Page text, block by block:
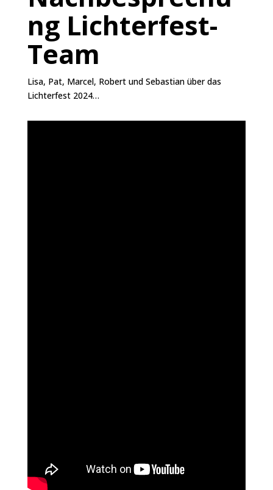
ng Lichterfest-
Team
Lisa, Pat, Marcel, Robert und Sebastian über das
Lichterfest 2024…